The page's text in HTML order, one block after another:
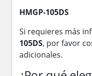
HMGP-105DS
Si requieres más
105DS, por favor
adicionales.